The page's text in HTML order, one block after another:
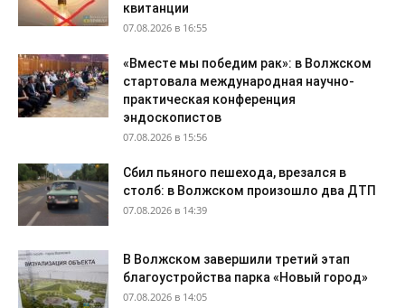
квитанции
07.08.2026 в 16:55
«Вместе мы победим рак»: в Волжском
стартовала международная научно-
практическая конференция
эндоскопистов
07.08.2026 в 15:56
Сбил пьяного пешехода, врезался в
столб: в Волжском произошло два ДТП
07.08.2026 в 14:39
В Волжском завершили третий этап
благоустройства парка «Новый город»
07.08.2026 в 14:05